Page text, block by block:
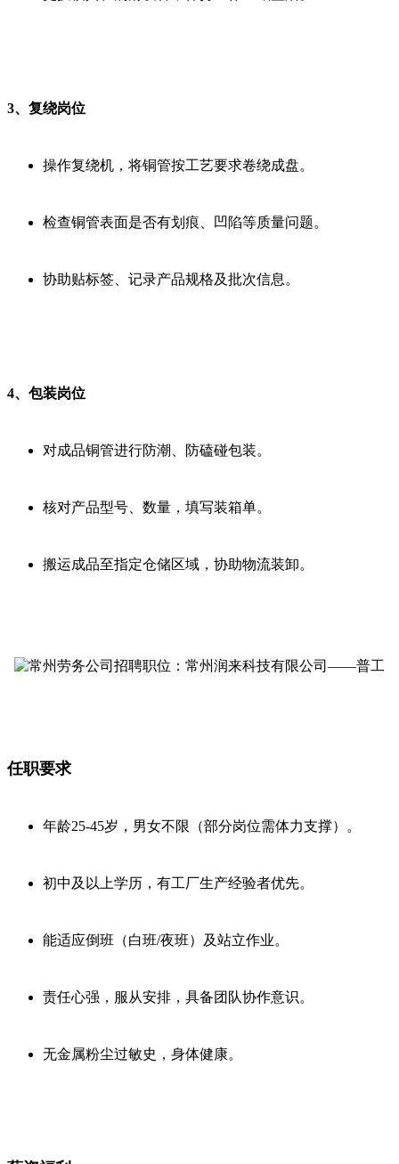
3、复绕岗位
操作复绕机，将铜管按工艺要求卷绕成盘。
检查铜管表面是否有划痕、凹陷等质量问题。
协助贴标签、记录产品规格及批次信息。
4、包装岗位
对成品铜管进行防潮、防磕碰包装。
核对产品型号、数量，填写装箱单。
搬运成品至指定仓储区域，协助物流装卸。
任职要求
年龄25-45岁，男女不限（部分岗位需体力支撑）。
初中及以上学历，有工厂生产经验者优先。
能适应倒班（白班/夜班）及站立作业。
责任心强，服从安排，具备团队协作意识。
无金属粉尘过敏史，身体健康。